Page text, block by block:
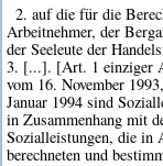
2. auf die für die
Arbeitnehmer, der
der Seeleute der
3. [...]. [Art. 1 einziger
vom 16. November
Januar 1994 sind
in Zusammenhang mit
Sozialleistungen, die in
berechneten und